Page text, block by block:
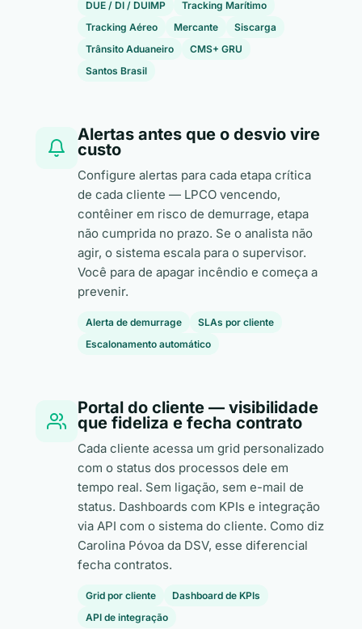
DUE / DI / DUIMP
Tracking Marítimo
Tracking Aéreo
Mercante
Siscarga
Trânsito Aduaneiro
CMS+ GRU
Santos Brasil
Alertas antes que o desvio vire
custo
Configure alertas para cada etapa crítica
de cada cliente — LPCO vencendo,
contêiner em risco de demurrage, etapa
não cumprida no prazo. Se o analista não
agir, o sistema escala para o supervisor.
Você para de apagar incêndio e começa a
prevenir.
Alerta de demurrage
SLAs por cliente
Escalonamento automático
Portal do cliente — visibilidade
que fideliza e fecha contrato
Cada cliente acessa um grid personalizado
com o status dos processos dele em
tempo real. Sem ligação, sem e-mail de
status. Dashboards com KPIs e integração
via API com o sistema do cliente. Como diz
Carolina Póvoa da DSV, esse diferencial
fecha contratos.
Grid por cliente
Dashboard de KPIs
API de integração